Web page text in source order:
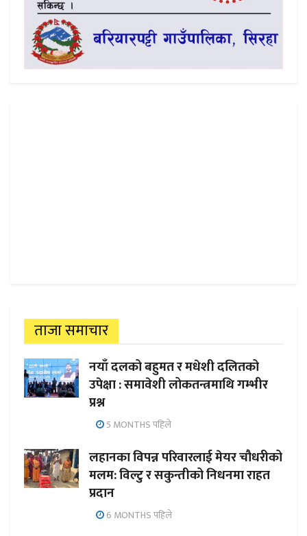
ताजा समाचार
नयाँ दलको बहुमत र मधेशी दलितको
उपेक्षा : समावेशी लोकतन्त्रमाथि गम्भीर
प्रश्न
5 MONTHS पहिले
लहानका विपन्न परिवारलाई मेयर चौधरीको
मलम: विल्टु र सकुन्तीको निधनमा राहत
प्रदान
6 MONTHS पहिले